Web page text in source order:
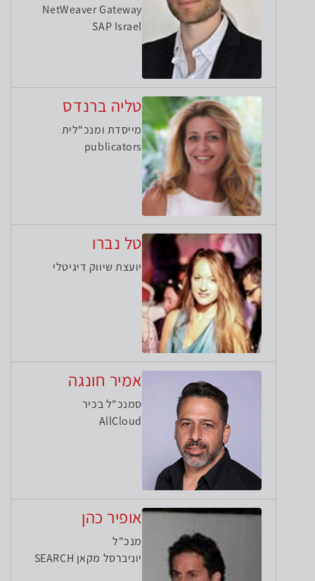
NetWeaver Gateway
SAP Israel
טליה ברנדס
מייסדת ומנכ"לית
publicators
טל נברו
יועצת שיווק דיגיטלי
אמיר חונגה
סמנכ"ל בכיר
AllCloud
אופיר כהן
מנכ"ל
יוניברסל מקאן SEARCH